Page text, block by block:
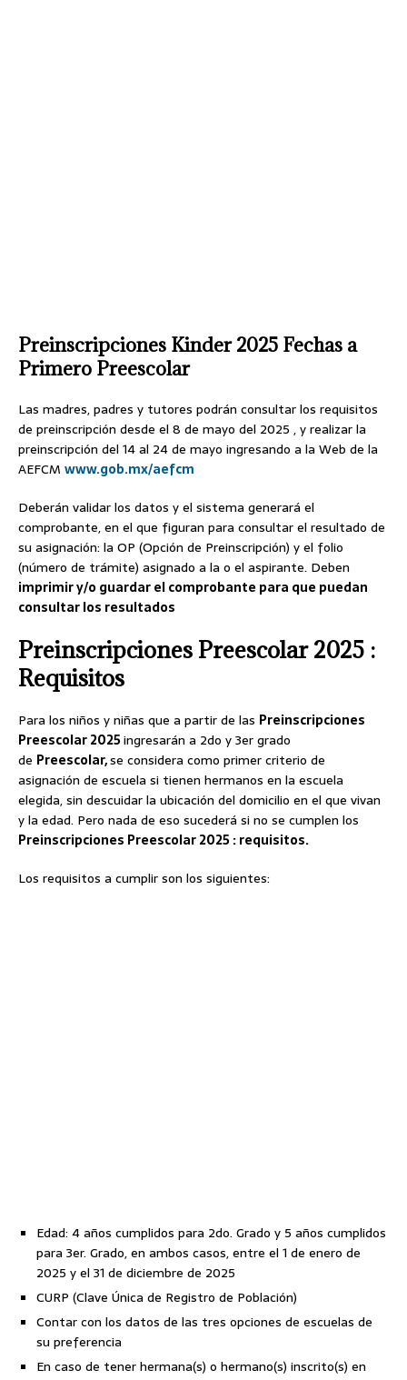
Preinscripciones Kinder 2025 Fechas a
Primero Preescolar
Las madres, padres y tutores podrán consultar los requisitos
de preinscripción desde el 8 de mayo del 2025 , y realizar la
preinscripción del 14 al 24 de mayo ingresando a la Web de la
AEFCM www.gob.mx/aefcm
Deberán validar los datos y el sistema generará el
comprobante, en el que figuran para consultar el resultado de
su asignación: la OP (Opción de Preinscripción) y el folio
(número de trámite) asignado a la o el aspirante. Deben
imprimir y/o guardar el comprobante para que puedan
consultar los resultados
Preinscripciones Preescolar 2025 :
Requisitos
Para los niños y niñas que a partir de las Preinscripciones
Preescolar 2025ingresarán a 2do y 3er grado
de Preescolar,se considera como primer criterio de
asignación de escuela si tienen hermanos en la escuela
elegida, sin descuidar la ubicación del domicilio en el que vivan
y la edad. Pero nada de eso sucederá si no se cumplen los
Preinscripciones Preescolar 2025 : requisitos.
Los requisitos a cumplir son los siguientes:
Edad: 4 años cumplidos para 2do. Grado y 5 años cumplidos
para 3er. Grado, en ambos casos, entre el 1 de enero de
2025 y el 31 de diciembre de 2025
CURP (Clave Única de Registro de Población)
Contar con los datos de las tres opciones de escuelas de
su preferencia
En caso de tener hermana(s) o hermano(s) inscrito(s) en